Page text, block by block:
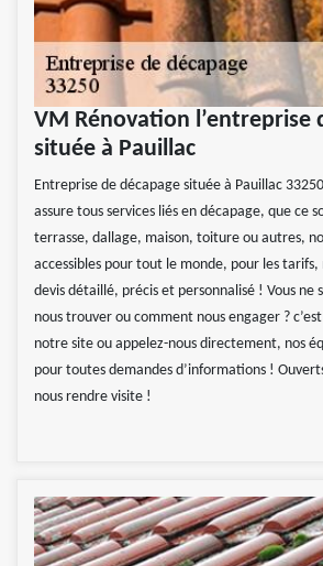
VM Rénovation l’entreprise
située à Pauillac
Entreprise de décapage située à Pauillac
assure tous services liés en décapage, que ce
terrasse, dallage, maison, toiture ou autres,
accessibles pour tout le monde, pour les tarifs,
devis détaillé, précis et personnalisé ! Vous ne
nous trouver ou comment nous engager ?
notre site ou appelez-nous directement, nos
pour toutes demandes d’informations !
nous rendre visite !